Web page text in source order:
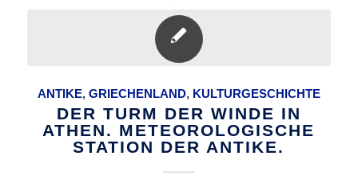
ANTIKE, GRIECHENLAND, KULTURGESCHICHTE
DER TURM DER WINDE IN
ATHEN. METEOROLOGISCHE
STATION DER ANTIKE.